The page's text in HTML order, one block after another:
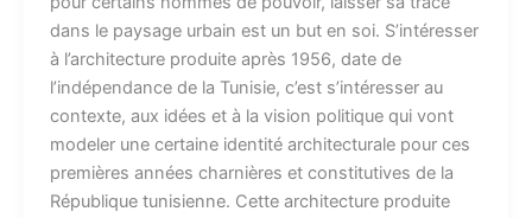
dans le paysage urbain est un but en soi. S’intéresser
à l’architecture produite après 1956, date de
l’indépendance de la Tunisie, c’est s’intéresser au
contexte, aux idées et à la vision politique qui vont
modeler une certaine identité architecturale pour ces
premières années charnières et constitutives de la
République tunisienne. Cette architecture produite